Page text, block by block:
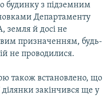
будинку з підземним
Департаменту
земля й досі не
призначенням, будь-
не проводилися.
також встановлено, що
закінчився ще у